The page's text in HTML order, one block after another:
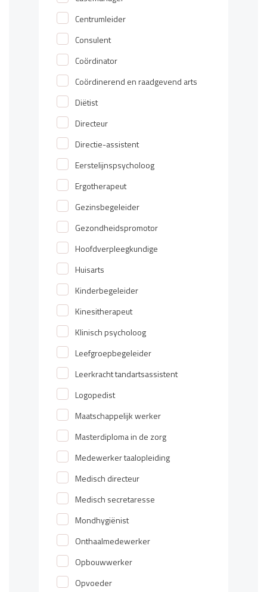
Centrumleider
Consulent
Coördinator
Coördinerend en raadgevend arts
Diëtist
Directeur
Directie-assistent
Eerstelijnspsycholoog
Ergotherapeut
Gezinsbegeleider
Gezondheidspromotor
Hoofdverpleegkundige
Huisarts
Kinderbegeleider
Kinesitherapeut
Klinisch psycholoog
Leefgroepbegeleider
Leerkracht tandartsassistent
Logopedist
Maatschappelijk werker
Masterdiploma in de zorg
Medewerker taalopleiding
Medisch directeur
Medisch secretaresse
Mondhygiënist
Onthaalmedewerker
Opbouwwerker
Opvoeder